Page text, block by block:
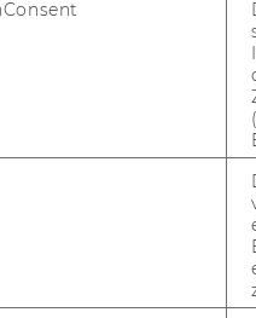
Dr., ehem.
LEITL Christoph (geb.
Wirtschaftskammer
WALLNER Leo (1935-
Dr., ehem.